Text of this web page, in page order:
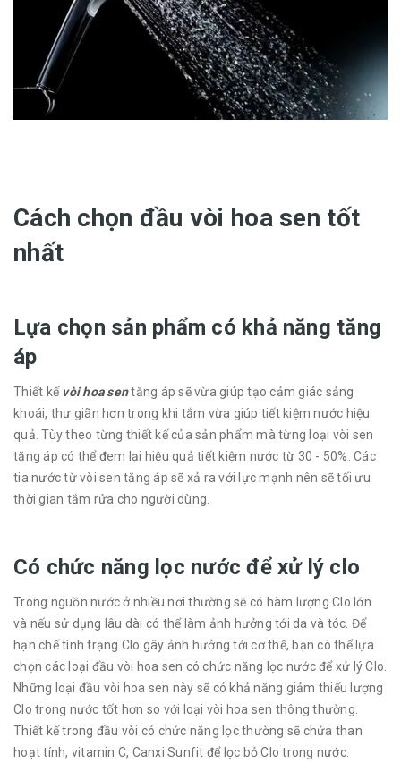
Cách chọn đầu vòi hoa sen tốt
nhất
Lựa chọn sản phẩm có khả năng tăng
áp
Thiết kế vòi hoa sentăng áp sẽ vừa giúp tạo cảm giác sảng
khoái, thư giãn hơn trong khi tắm vừa giúp tiết kiệm nước hiệu
quả. Tùy theo từng thiết kế của sản phẩm mà từng loại vòi sen
tăng áp có thể đem lại hiệu quả tiết kiệm nước từ 30 - 50%. Các
tia nước từ vòi sen tăng áp sẽ xả ra với lực mạnh nên sẽ tối ưu
thời gian tắm rửa cho người dùng.
Có chức năng lọc nước để xử lý clo
Trong nguồn nước ở nhiều nơi thường sẽ có hàm lượng Clo lớn
và nếu sử dụng lâu dài có thể làm ảnh hưởng tới da và tóc. Để
hạn chế tình trạng Clo gây ảnh hưởng tới cơ thể, bạn có thể lựa
chọn các loại đầu vòi hoa sen có chức năng lọc nước để xử lý Clo.
Những loại đầu vòi hoa sen này sẽ có khả năng giảm thiểu lượng
Clo trong nước tốt hơn so với loại vòi hoa sen thông thường.
Thiết kế trong đầu vòi có chức năng lọc thường sẽ chứa than
hoạt tính, vitamin C, Canxi Sunfit để lọc bỏ Clo trong nước.